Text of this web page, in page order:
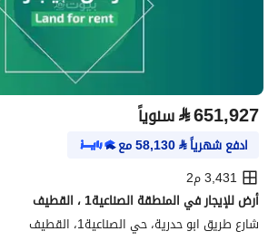
⃁651,927 سنوياً
ادفع شهرياً⃁
58,130مع
3,431 م2
أرض للإيجار في المنطقة الصناعية1 ، القطيف
شارع طريق ابو حدرية، حي الصناعية1، القطيف